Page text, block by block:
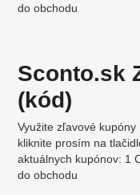
do obchodu
Sconto.sk
(kód)
Využite zľavové
kliknite prosím na
aktuálnych kupónov: 1
do obchodu